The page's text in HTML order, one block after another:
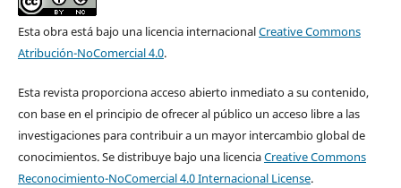
Esta obra está bajo una licencia internacionalCreative Commons
Atribución-NoComercial 4.0.
Esta revista proporciona acceso abierto inmediato a su contenido,
con base en el principio de ofrecer al público un acceso libre a las
investigaciones para contribuir a un mayor intercambio global de
conocimientos. Se distribuye bajo una licenciaCreative Commons
Reconocimiento-NoComercial 4.0 Internacional License.